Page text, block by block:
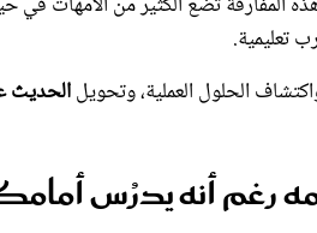
تعليمية.
الحلول العملية، وتحويلالحديث
رغم أنه يدرُس